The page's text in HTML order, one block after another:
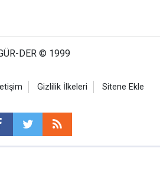
DER © 1999
Gizlilik İlkeleri Sitene Ekle